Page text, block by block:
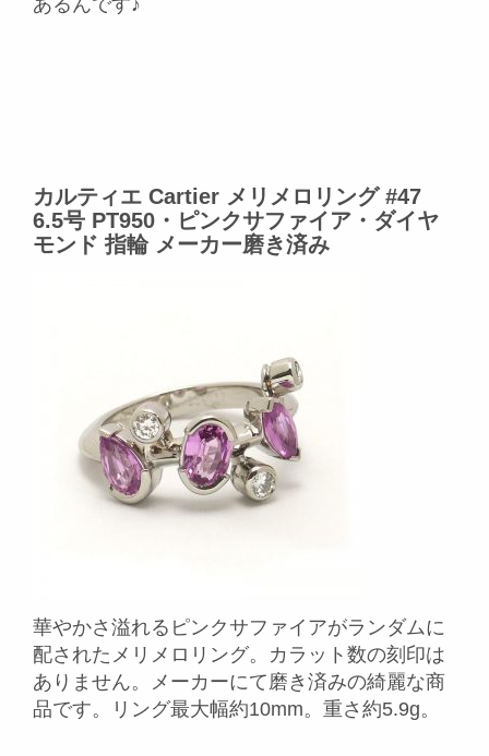
あるんです♪
カルティエ Cartier メリメロリング #47
6.5号 PT950・ピンクサファイア・ダイヤ
モンド 指輪 メーカー磨き済み
華やかさ溢れるピンクサファイアがランダムに
配されたメリメロリング。カラット数の刻印は
ありません。メーカーにて磨き済みの綺麗な商
品です。リング最大幅約10mm。重さ約5.9g。